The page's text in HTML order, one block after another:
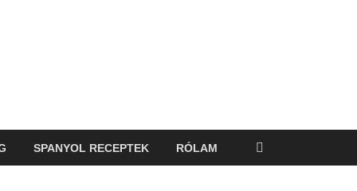
SPANYOL RECEPTEK RÓLAM